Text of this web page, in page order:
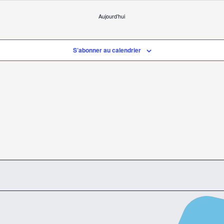
Aujourd’hui
S’abonner au calendrier